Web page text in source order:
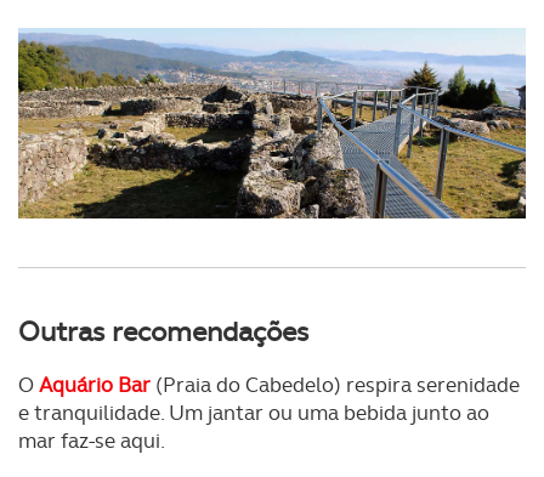
Outras recomendações
OAquário Bar (Praia do Cabedelo) respira serenidade
e tranquilidade. Um jantar ou uma bebida junto ao
mar faz-se aqui.